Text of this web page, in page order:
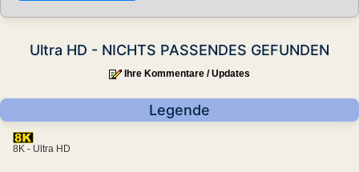
Ultra HD - NICHTS PASSENDES GEFUNDEN
Ihre Kommentare / Updates
Legende
8K - Ultra HD